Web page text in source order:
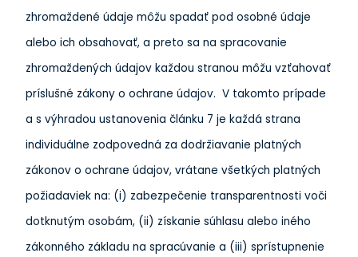
zhromaždené údaje môžu spadať pod osobné údaje
alebo ich obsahovať, a preto sa na spracovanie
zhromaždených údajov každou stranou môžu vzťahovať
príslušné zákony o ochrane údajov. V takomto prípade
a s výhradou ustanovenia článku 7 je každá strana
individuálne zodpovedná za dodržiavanie platných
zákonov o ochrane údajov, vrátane všetkých platných
požiadaviek na: (i) zabezpečenie transparentnosti voči
dotknutým osobám, (ii) získanie súhlasu alebo iného
zákonného základu na spracúvanie a (iii) sprístupnenie